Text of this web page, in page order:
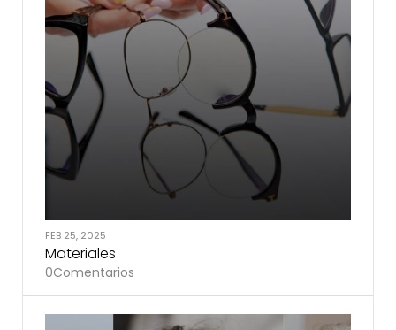
FEB 25, 2025
Materiales
0Comentarios